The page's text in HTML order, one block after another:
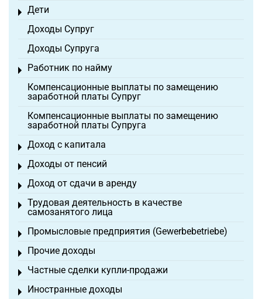
Дети
Toggle menu
Доходы Супруг
Доходы Супруга
Работник по найму
Toggle menu
Компенсационные выплаты по замещению
заработной платы Супруг
Компенсационные выплаты по замещению
заработной платы Супруга
Доход с капитала
Toggle menu
Доходы от пенсий
Toggle menu
Доход от сдачи в аренду
Toggle menu
Трудовая деятельность в качестве
самозанятого лица
Toggle menu
Промысловые предприятия (Gewerbebetriebe)
Toggle menu
Прочие доходы
Toggle menu
Частные сделки купли-продажи
Toggle menu
Иностранные доходы
Toggle menu